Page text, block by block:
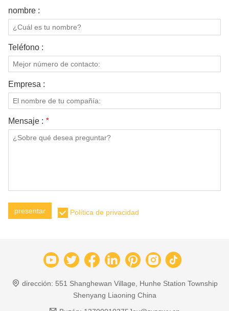
nombre :
Teléfono :
Empresa :
Mensaje : *
presentar Política de privacidad
dirección: 551 Shanghewan Village, Hunhe Station Township
Shenyang Liaoning China